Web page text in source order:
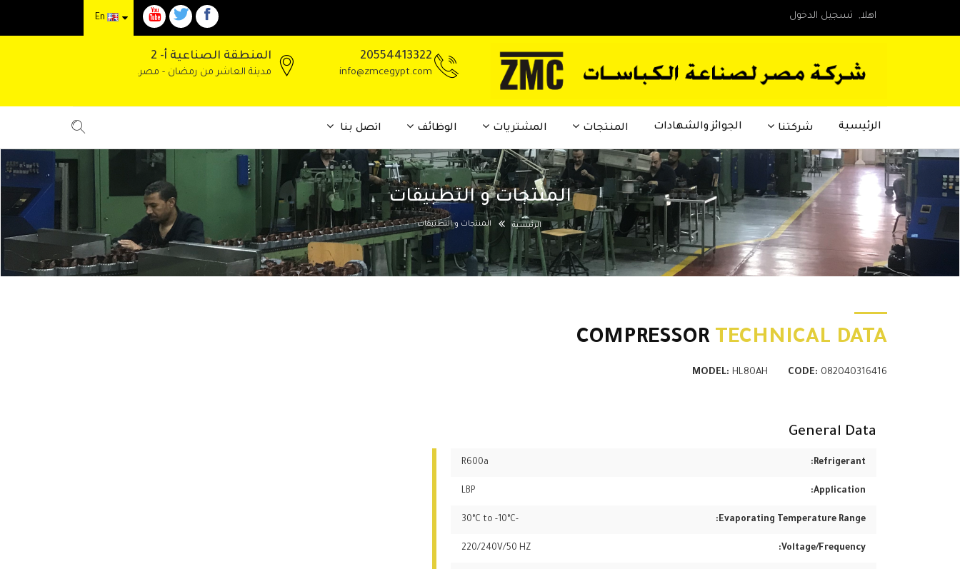
اهلا, تسجيل الدخول
20554413322
info@zmcegypt.com
المنطقة الصناعية أ- 2
مدينة العاشر من رمضان - مصر.
الرئيسية شركتنا الجوائز والشهادات المنتجات المشتريات الوظائف اتصل بنا
المنتجات و التطبيقات
الرئيسية المنتجات و التطبيقات
COMPRESSOR TECHNICAL DATA
MODEL: HL80AH CODE: 082040316416
General Data
Refrigerant:
R600a
Application:
LBP
Evaporating Temperature Range:
-30°C to -10°C
Voltage/Frequency:
220/240V/50 HZ